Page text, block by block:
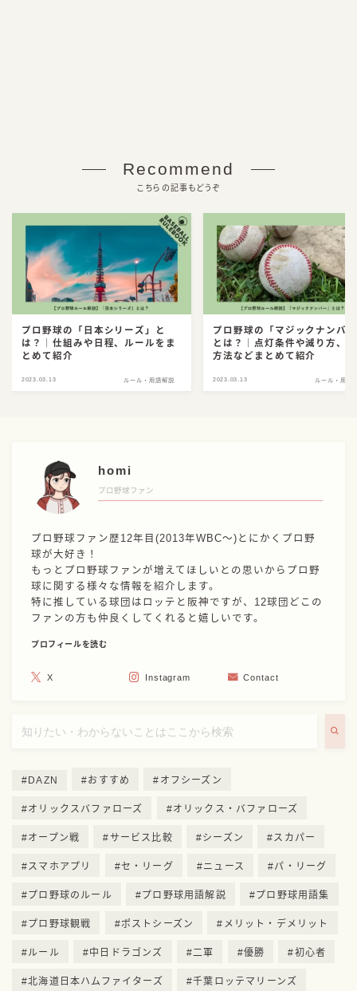
Recommend
こちらの記事もどうぞ
プロ野球の「日本シリーズ」と
は？｜仕組みや日程、ルールをま
とめて紹介
2023.03.13 ルール・用語解説
プロ野球の「マジックナンバ
とは？｜点灯条件や減り方、
方法などまとめて紹介
2023.03.13 ルール・用語
homi
プロ野球ファン
プロ野球ファン歴12年目(2013年WBC〜)とにかくプロ野
球が大好き！
もっとプロ野球ファンが増えてほしいとの思いからプロ野
球に関する様々な情報を紹介します。
特に推している球団はロッテと阪神ですが、12球団どこの
ファンの方も仲良くしてくれると嬉しいです。
プロフィールを読む
X Instagram Contact
DAZN おすすめ オフシーズン
オリックスバファローズ オリックス・バファローズ
オープン戦 サービス比較 シーズン スカパー
スマホアプリ セ・リーグ ニュース パ・リーグ
プロ野球のルール プロ野球用語解説 プロ野球用語集
プロ野球観戦 ポストシーズン メリット・デメリット
ルール 中日ドラゴンズ 二軍 優勝 初心者
北海道日本ハムファイターズ 千葉ロッテマリーンズ